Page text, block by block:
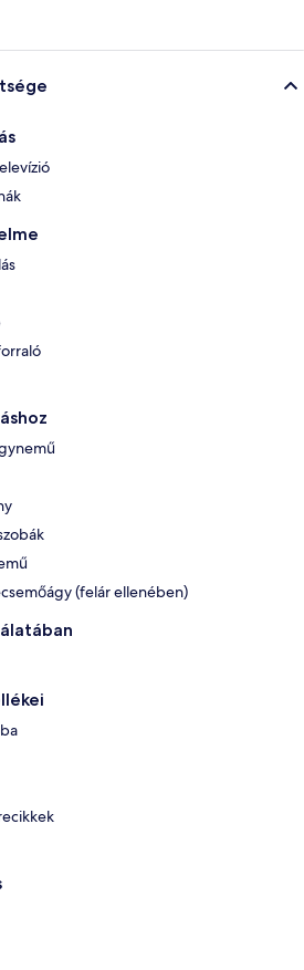
(felár ellenében)